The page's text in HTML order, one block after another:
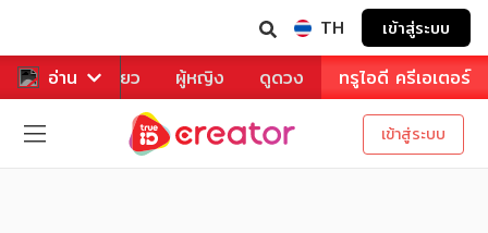
TH เข้าสู่ระบบ
อ่าน
หาร ท่องเที่ยว ผู้หญิง ดูดวง ทรูไอดี ครีเอเตอร์
เข้าสู่ระบบ